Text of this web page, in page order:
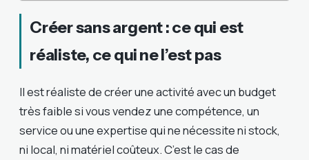
Créer sans argent : ce qui est
réaliste, ce qui ne l’est pas
Il est réaliste de créer une activité avec un budget
très faible si vous vendez une compétence, un
service ou une expertise qui ne nécessite ni stock,
ni local, ni matériel coûteux. C’est le cas de